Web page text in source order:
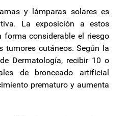
y lámparas solares es
La exposición a estos
forma considerable el riesgo
tumores cutáneos. Según la
Dermatología, recibir 10 o
de bronceado artificial
prematuro y aumenta